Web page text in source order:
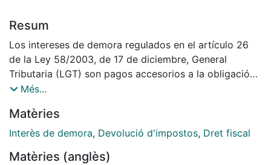
Resum
Los intereses de demora regulados en el artículo 26
de la Ley 58/2003, de 17 de diciembre, General
Tributaria (LGT) son pagos accesorios a la obligación
de satisfacer las cuotas tributarias que se originan, en
retraso en el pago por parte de los obligados
tributarios respecto del final del plazo voluntario de
Més...
Matèries
Interès de demora, Devolució d'impostos, Dret fiscal
Matèries (anglès)